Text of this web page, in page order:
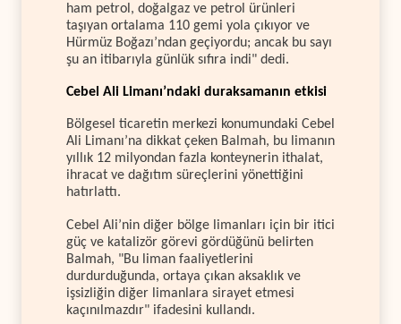
ham petrol, doğalgaz ve petrol ürünleri
taşıyan ortalama 110 gemi yola çıkıyor ve
Hürmüz Boğazı’ndan geçiyordu; ancak bu sayı
şu an itibarıyla günlük sıfıra indi" dedi.
Cebel Ali Limanı’ndaki duraksamanın etkisi
Bölgesel ticaretin merkezi konumundaki Cebel
Ali Limanı’na dikkat çeken Balmah, bu limanın
yıllık 12 milyondan fazla konteynerin ithalat,
ihracat ve dağıtım süreçlerini yönettiğini
hatırlattı.
Cebel Ali’nin diğer bölge limanları için bir itici
güç ve katalizör görevi gördüğünü belirten
Balmah, "Bu liman faaliyetlerini
durdurduğunda, ortaya çıkan aksaklık ve
işsizliğin diğer limanlara sirayet etmesi
kaçınılmazdır" ifadesini kullandı.